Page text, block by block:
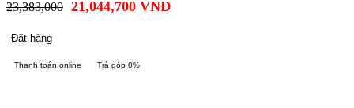
23,383,000 21,044,700 VNĐ
Đặt hàng
Thanh toán online Trả góp 0%